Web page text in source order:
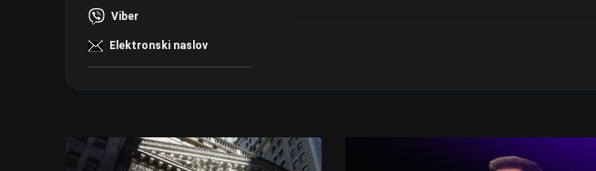
Viber
Elektronski naslov